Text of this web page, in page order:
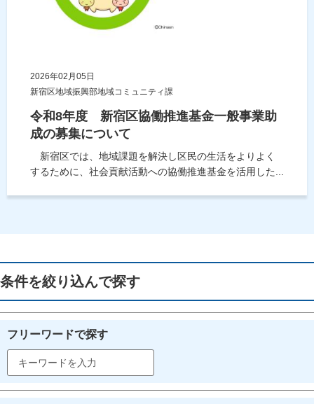
2026年02月05日
新宿区地域振興部地域コミュニティ課
令和8年度 新宿区協働推進基金一般事業助
成の募集について
新宿区では、地域課題を解決し区民の生活をよりよく
するために、社会貢献活動への協働推進基金を活用した...
条件を絞り込んで探す
フリーワードで探す